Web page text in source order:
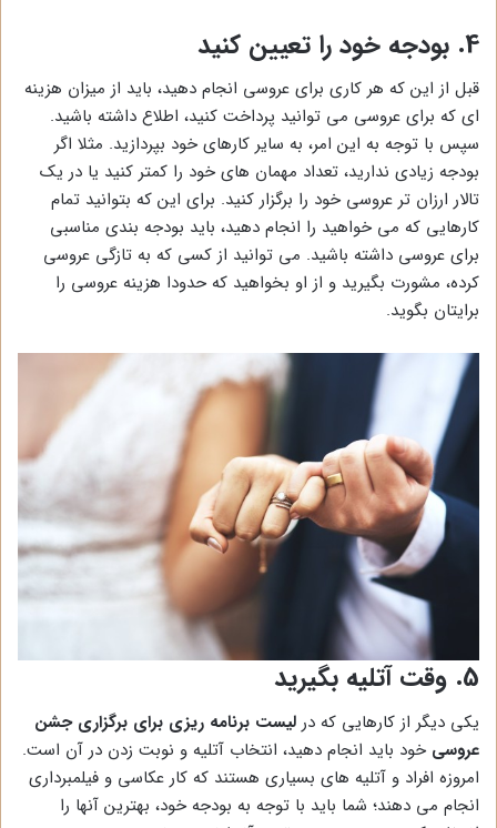
4. بودجه خود را تعیین کنید
قبل از این که هر کاری برای عروسی انجام دهید، باید از میزان هزینه
ای که برای عروسی می توانید پرداخت کنید، اطلاع داشته باشید.
سپس با توجه به این امر، به سایر کارهای خود بپردازید. مثلا اگر
بودجه زیادی ندارید، تعداد مهمان های خود را کمتر کنید یا در یک
تالار ارزان تر عروسی خود را برگزار کنید. برای این که بتوانید تمام
کارهایی که می خواهید را انجام دهید، باید بودجه بندی مناسبی
برای عروسی داشته باشید. می توانید از کسی که به تازگی عروسی
کرده، مشورت بگیرید و از او بخواهید که حدودا هزینه عروسی را
برایتان بگوید.
5. وقت آتلیه بگیرید
یکی دیگر از کارهایی که در لیست برنامه ریزی برای برگزاری جشن
عروسی خود باید انجام دهید، انتخاب آتلیه و نوبت زدن در آن است.
امروزه افراد و آتلیه های بسیاری هستند که کار عکاسی و فیلمبرداری
انجام می دهند؛ شما باید با توجه به بودجه خود، بهترین آنها را